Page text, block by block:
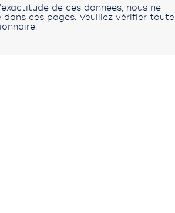
de ces données, nous ne
ces pages. Veuillez vérifier toute